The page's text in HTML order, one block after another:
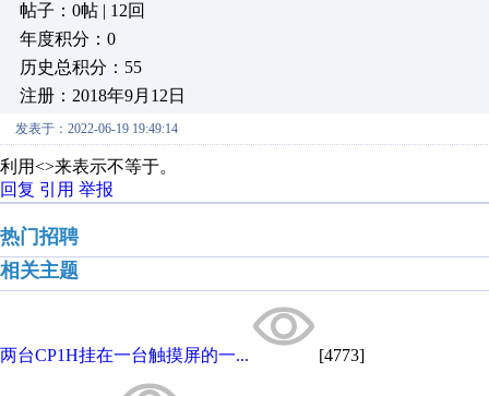
帖子：0帖 | 12回
年度积分：0
历史总积分：55
注册：2018年9月12日
发表于：2022-06-19 19:49:14
利用<>来表示不等于。
回复 引用 举报
热门招聘
相关主题
两台CP1H挂在一台触摸屏的一... [4773]